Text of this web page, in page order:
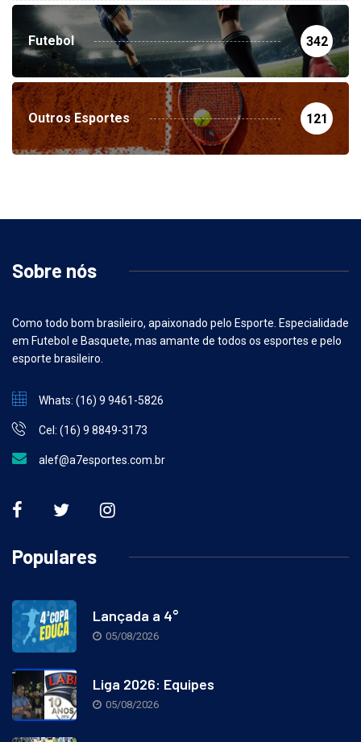
Futebol 342
Outros Esportes 121
Sobre nós
Como todo bom brasileiro, apaixonado pelo Esporte. Especialidade
em Futebol e Basquete, mas amante de todos os esportes e pelo
esporte brasileiro.
Whats: (16) 9 9461-5826
Cel: (16) 9 8849-3173
alef@a7esportes.com.br
Populares
Lançada a 4°
05/08/2026
Liga 2026: Equipes
05/08/2026